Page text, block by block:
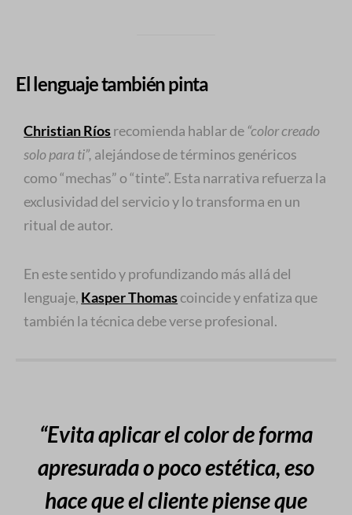
El lenguaje también pinta
Christian Ríosrecomienda hablar de “color creado
solo para ti”, alejándose de términos genéricos
como “mechas” o “tinte”. Esta narrativa refuerza la
exclusividad del servicio y lo transforma en un
ritual de autor.
En este sentido y profundizando más allá del
lenguaje, Kasper Thomascoincide y enfatiza que
también la técnica debe verse profesional.
“Evita aplicar el color de forma
apresurada o poco estética, eso
hace que el cliente piense que